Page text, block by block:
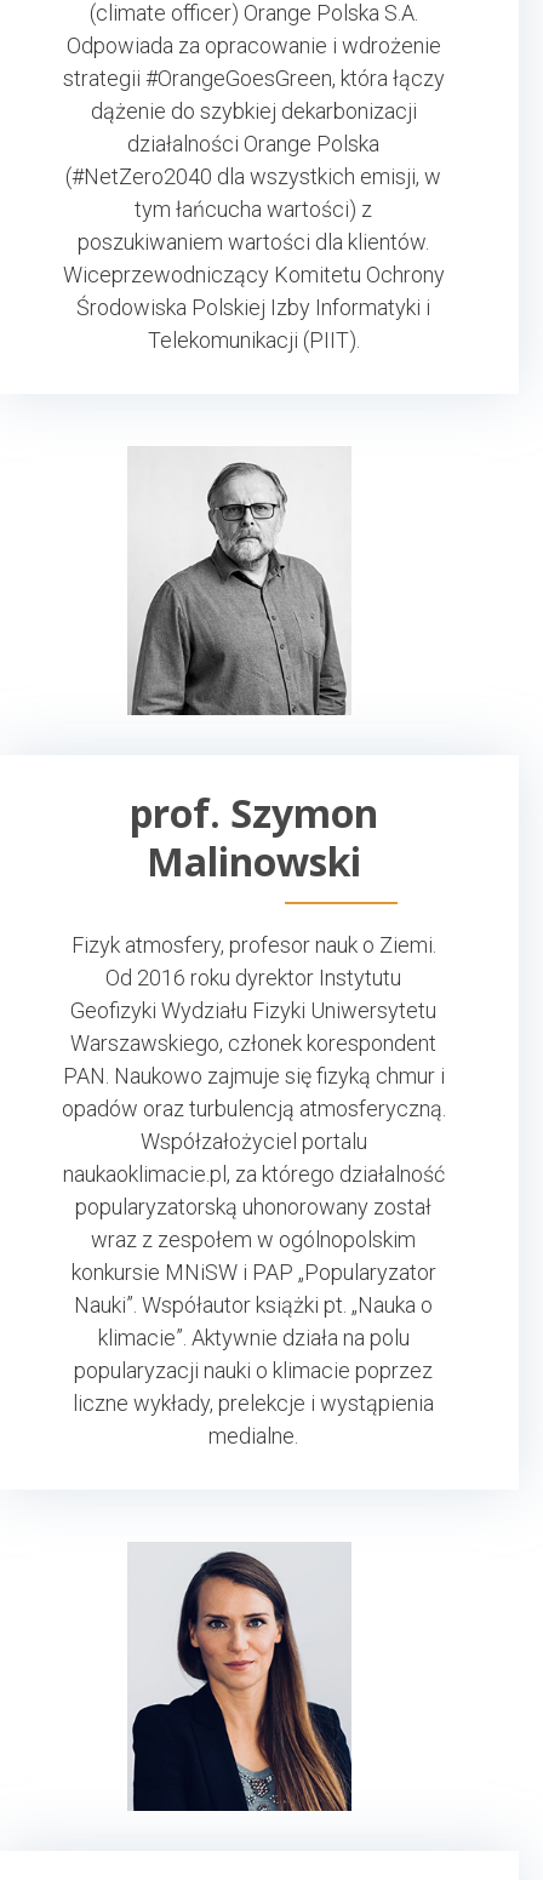
(climate officer) Orange Polska S.A.
Odpowiada za opracowanie i wdrożenie
strategii #OrangeGoesGreen, która łączy
dążenie do szybkiej dekarbonizacji
działalności Orange Polska
(#NetZero2040 dla wszystkich emisji, w
tym łańcucha wartości) z
poszukiwaniem wartości dla klientów.
Wiceprzewodniczący Komitetu Ochrony
Środowiska Polskiej Izby Informatyki i
Telekomunikacji (PIIT).
prof. Szymon
Malinowski
Fizyk atmosfery, profesor nauk o Ziemi.
Od 2016 roku dyrektor Instytutu
Geofizyki Wydziału Fizyki Uniwersytetu
Warszawskiego, członek korespondent
PAN. Naukowo zajmuje się fizyką chmur i
opadów oraz turbulencją atmosferyczną.
Współzałożyciel portalu
naukaoklimacie.pl, za którego działalność
popularyzatorską uhonorowany został
wraz z zespołem w ogólnopolskim
konkursie MNiSW i PAP „Popularyzator
Nauki”. Współautor książki pt. „Nauka o
klimacie”. Aktywnie działa na polu
popularyzacji nauki o klimacie poprzez
liczne wykłady, prelekcje i wystąpienia
medialne.